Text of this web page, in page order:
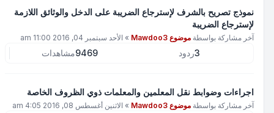
نموذج تصريح بالشرف لإسترجاع الضريبة على الدخل والوثائق اللازمة
لإسترجاع الضريبة
آخر مشاركة بواسطةموضوع Mawdoo3 »الأحد سبتمبر 04, 2016 11:00 am
ردود 9469مشاهدات
اجراءات وضوابط نقل المعلمين والمعلمات ذوي الظروف الخاصة
آخر مشاركة بواسطةموضوع Mawdoo3 »الاثنين أغسطس 08, 2016 4:05 am